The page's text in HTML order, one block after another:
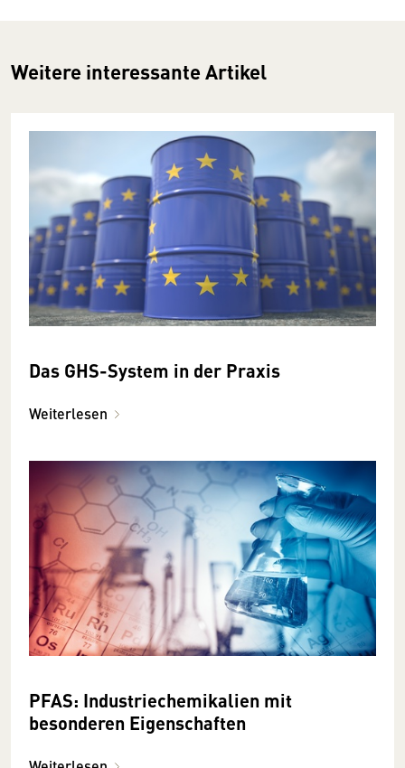
Weitere interessante Artikel
Das GHS-System in der Praxis
Weiterlesen
PFAS: Industriechemikalien mit
besonderen Eigenschaften